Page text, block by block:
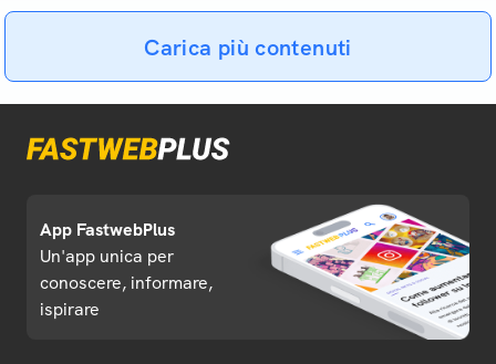
Carica più contenuti
App FastwebPlus
Un'app unica per
conoscere, informare,
ispirare